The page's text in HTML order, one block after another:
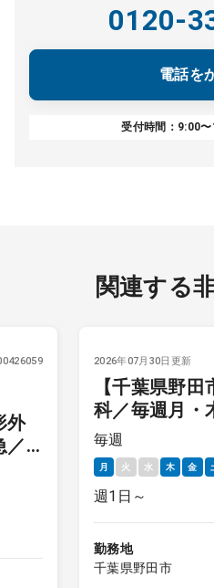
0120-
電話を
受付時間：9:00〜
関連する
外
／
2026年07月30日更新
【千葉県野
科／毎週月・
（週1回～）／
毎週
月 火 水 木 金
週1日～
勤務地
千葉県野田市